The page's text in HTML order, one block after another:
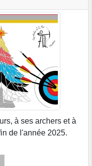
à ses archers et à
de l'année 2025.